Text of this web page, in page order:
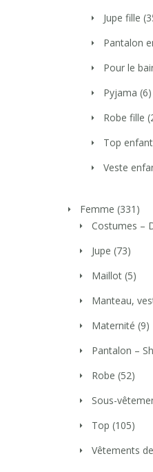
Jupe fille
Pantalon
Pour le
Pyjama (6)
Robe fille
Top enfant
Veste
Femme (331)
Costumes –
Jupe (73)
Maillot (5)
Manteau,
Maternité (9)
Pantalon –
Robe (52)
Sous-
Top (105)
Vêtements